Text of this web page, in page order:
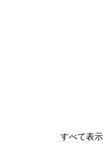
すべて表示